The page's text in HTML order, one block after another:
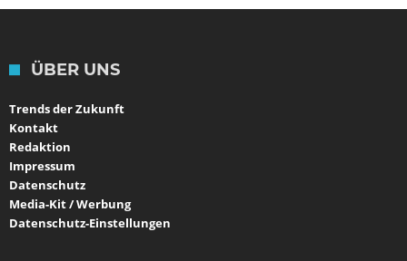
ÜBER UNS
Trends der Zukunft
Kontakt
Redaktion
Impressum
Datenschutz
Media-Kit / Werbung
Datenschutz-Einstellungen